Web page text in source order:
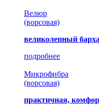
Велюр
(ворсовая)
великолепный
подробнее
Микрофибра
(ворсовая)
практичная,